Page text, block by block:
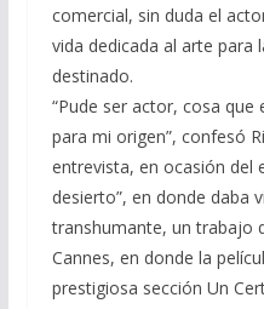
comercial, sin duda el
vida dedicada al arte para
destinado.
“Pude ser actor, cosa que
para mi origen”, confesó
entrevista, en ocasión del
desierto”, en donde daba
transhumante, un trabajo
Cannes, en donde la
prestigiosa sección Un